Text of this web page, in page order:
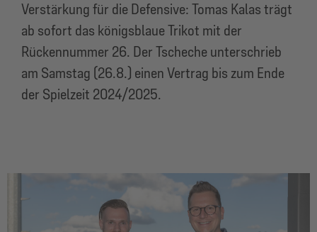
Verstärkung für die Defensive: Tomas Kalas trägt
ab sofort das königsblaue Trikot mit der
Rückennummer 26. Der Tscheche unterschrieb
am Samstag (26.8.) einen Vertrag bis zum Ende
der Spielzeit 2024/2025.